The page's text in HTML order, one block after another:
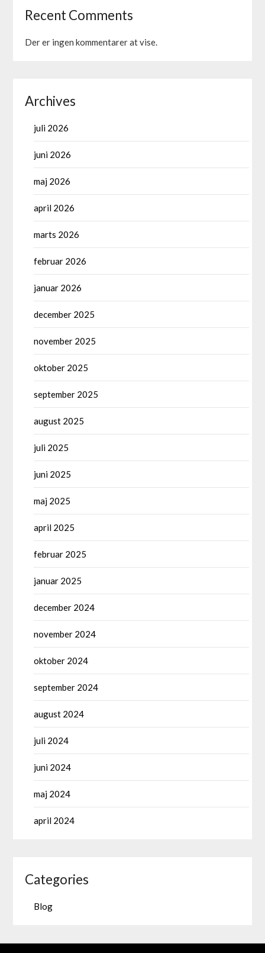
Recent Comments
Der er ingen kommentarer at vise.
Archives
juli 2026
juni 2026
maj 2026
april 2026
marts 2026
februar 2026
januar 2026
december 2025
november 2025
oktober 2025
september 2025
august 2025
juli 2025
juni 2025
maj 2025
april 2025
februar 2025
januar 2025
december 2024
november 2024
oktober 2024
september 2024
august 2024
juli 2024
juni 2024
maj 2024
april 2024
Categories
Blog